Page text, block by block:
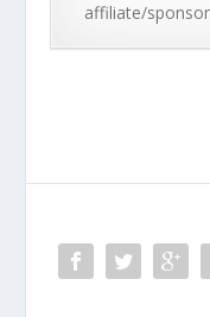
affiliate/